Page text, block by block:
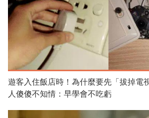
遊客入住飯店時！為什麼要先「拔掉
人傻傻不知情：早學會不吃虧